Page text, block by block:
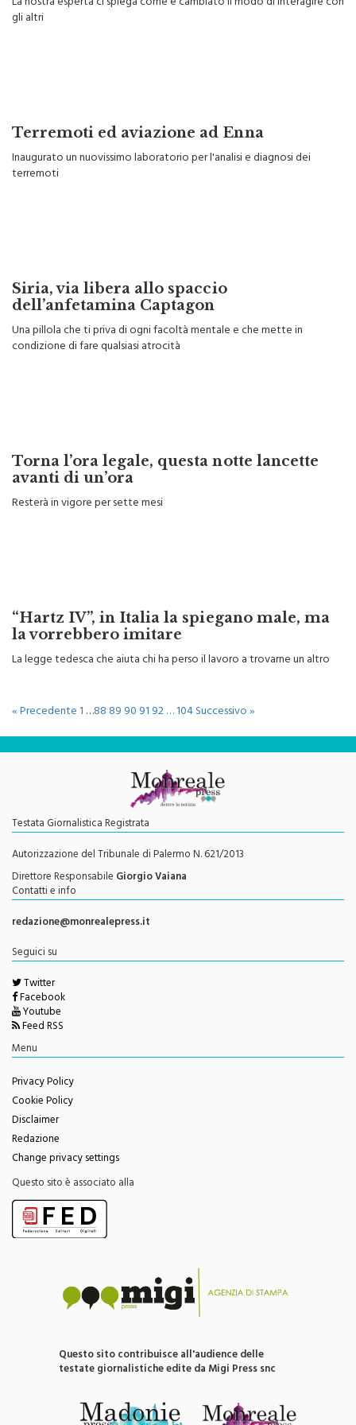
gli altri
Terremoti ed aviazione ad Enna
Inaugurato un nuovissimo laboratorio per l'analisi e diagnosi dei
terremoti
Siria, via libera allo spaccio
dell’anfetamina Captagon
Una pillola che ti priva di ogni facoltà mentale e che mette in
condizione di fare qualsiasi atrocità
Torna l’ora legale, questa notte lancette
avanti di un’ora
Resterà in vigore per sette mesi
“Hartz IV”, in Italia la spiegano male, ma
la vorrebbero imitare
La legge tedesca che aiuta chi ha perso il lavoro a trovarne un altro
« Precedente1…8889909192…104Successivo »
Testata Giornalistica Registrata
Autorizzazione del Tribunale di Palermo N. 621/2013
Direttore Responsabile Giorgio Vaiana
Contatti e info
redazione@monrealepress.it
Seguici su
Twitter
Facebook
Youtube
Feed RSS
Menu
Privacy Policy
Cookie Policy
Disclaimer
Redazione
Change privacy settings
Questo sito è associato alla
Questo sito contribuisce all'audience delle
testate giornalistiche edite da Migi Press snc